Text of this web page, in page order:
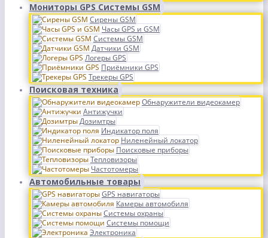
Мониторы GPS Системы GSM
Сирены GSM
Часы GPS и GSM
Системы GSM
Датчики GSM
Логеры GPS
Приёмники GPS
Трекеры GPS
Поисковая техника
Обнаружители видеокамер
Антижучки
Дозимтры
Индикатор поля
Ниленейный локатор
Поисковые приборы
Тепловизоры
Частотомеры
Автомобильные товары
GPS навигаторы
Камеры автомобиля
Системы охраны
Системы помощи
Электроника